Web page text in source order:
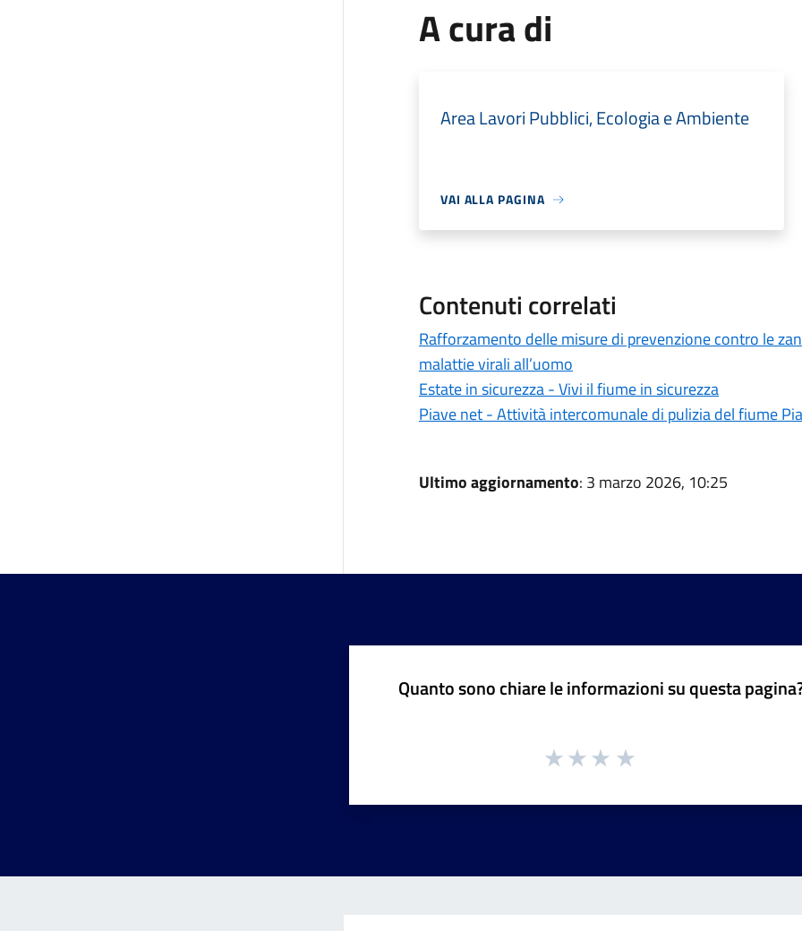
A cura di
Area Lavori Pubblici, Ecologia e Ambiente
VAI ALLA PAGINA
Contenuti correlati
Rafforzamento delle misure di prevenzione contro le
malattie virali all’uomo
Estate in sicurezza - Vivi il fiume in sicurezza
Piave net - Attività intercomunale di pulizia del fiume
Ultimo aggiornamento: 3 marzo 2026, 10:25
Quanto sono chiare le informazioni su questa